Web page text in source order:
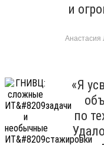
и
Анастасия
«Я
по